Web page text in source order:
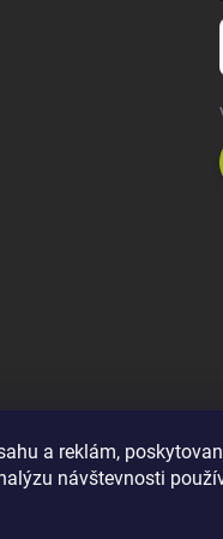
a reklám,
návštevnosti